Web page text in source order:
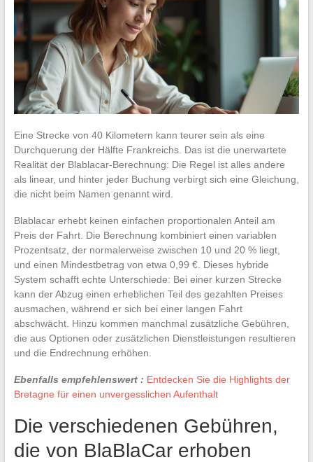
Eine Strecke von 40 Kilometern kann teurer sein als eine
Durchquerung der Hälfte Frankreichs. Das ist die unerwartete
Realität der Blablacar-Berechnung: Die Regel ist alles andere
als linear, und hinter jeder Buchung verbirgt sich eine Gleichung,
die nicht beim Namen genannt wird.
Blablacar erhebt keinen einfachen proportionalen Anteil am
Preis der Fahrt. Die Berechnung kombiniert einen variablen
Prozentsatz, der normalerweise zwischen 10 und 20 % liegt,
und einen Mindestbetrag von etwa 0,99 €. Dieses hybride
System schafft echte Unterschiede: Bei einer kurzen Strecke
kann der Abzug einen erheblichen Teil des gezahlten Preises
ausmachen, während er sich bei einer langen Fahrt
abschwächt. Hinzu kommen manchmal zusätzliche Gebühren,
die aus Optionen oder zusätzlichen Dienstleistungen resultieren
und die Endrechnung erhöhen.
Ebenfalls empfehlenswert : Entdecken Sie die Highlights der
Bretagne für einen unvergesslichen Aufenthalt
Die verschiedenen Gebühren,
die von BlaBlaCar erhoben